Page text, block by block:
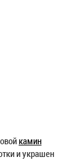
камин
и украшен